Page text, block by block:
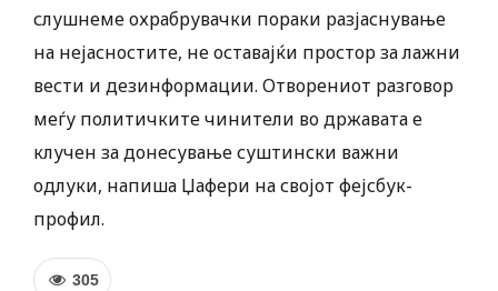
слушнеме охрабрувачки пораки разјаснување
на нејасностите, не оставајќи простор за лажни
вести и дезинформации. Отворениот разговор
меѓу политичките чинители во државата е
клучен за донесување суштински важни
одлуки, напиша Џафери на својот фејсбук-
профил.
305